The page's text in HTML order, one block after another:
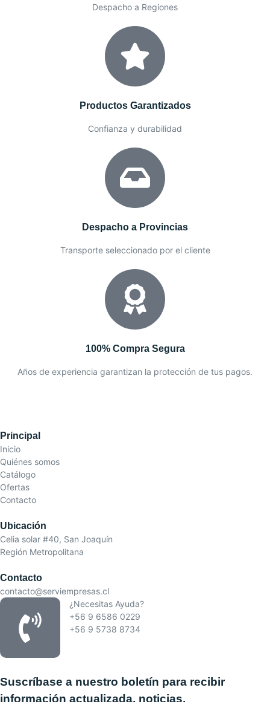
Despacho a Regiones
Productos Garantizados
Confianza y durabilidad
Despacho a Provincias
Transporte seleccionado por el cliente
100% Compra Segura
Años de experiencia garantizan la protección de tus pagos.
Principal
Inicio
Quiénes somos
Catálogo
Ofertas
Contacto
Ubicación
Celia solar #40, San Joaquín
Región Metropolitana
Contacto
contacto@serviempresas.cl
¿Necesitas Ayuda?
+56 9 6586 0229
+56 9 5738 8734
Suscríbase a nuestro boletín para recibir
información actualizada, noticias,